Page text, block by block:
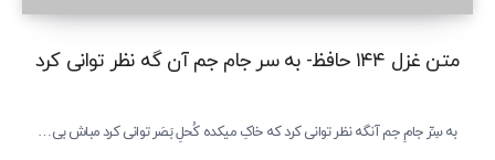
متن غزل ۱۴۴ حافظ- به سر جام جم آن گه نظر توانی کرد
به سِرِّ جامِ جم آنگه نظر توانی کرد که خاکِ میکده کُحلِ بَصَر توانی کرد مباش بی…